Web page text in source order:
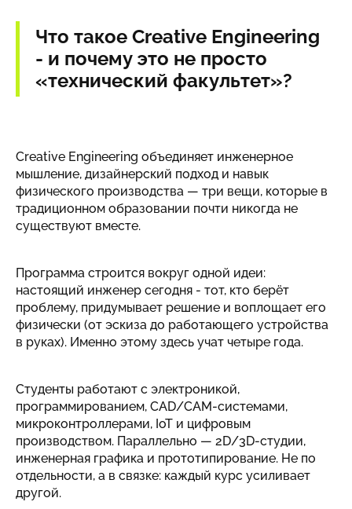
Что такое Creative Engineering
- и почему это не просто
«технический факультет»?
Creative Engineering объединяет инженерное
мышление, дизайнерский подход и навык
физического производства — три вещи, которые в
традиционном образовании почти никогда не
существуют вместе.
Программа строится вокруг одной идеи:
настоящий инженер сегодня - тот, кто берёт
проблему, придумывает решение и воплощает его
физически (от эскиза до работающего устройства
в руках). Именно этому здесь учат четыре года.
Студенты работают с электроникой,
программированием, CAD/CAM-системами,
микроконтроллерами, IoT и цифровым
производством. Параллельно — 2D/3D-студии,
инженерная графика и прототипирование. Не по
отдельности, а в связке: каждый курс усиливает
другой.